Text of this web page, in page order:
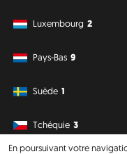
En poursuivant votre
Luxembourg 2
Pays-Bas 9
Suède 1
Tchéquie 3